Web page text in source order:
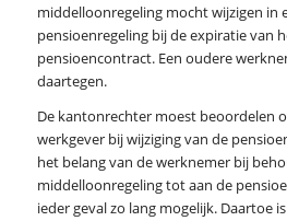
middelloonregeling mocht wijzigen in
pensioenregeling bij de expiratie van
pensioencontract. Een oudere
daartegen.
De kantonrechter moest beoordelen
werkgever bij wijziging van de
het belang van de werknemer bij
middelloonregeling tot aan de
ieder geval zo lang mogelijk. Daartoe